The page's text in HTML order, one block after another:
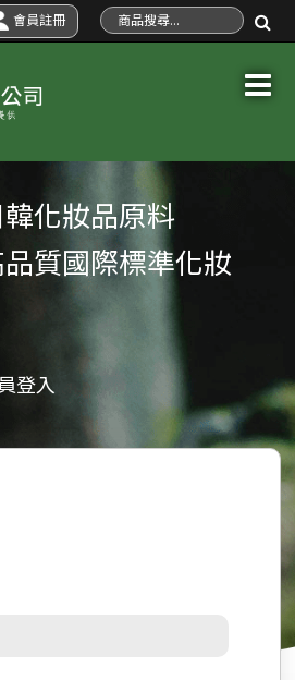
會員註冊
化妝品原料
質國際標準化妝
登入